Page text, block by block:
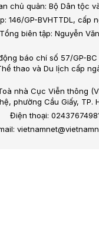
chủ quản: Bộ Dân tộc
146/GP-BVHTTDL, cấp
Tổng biên tập: Nguyễn
báo chí số 57/GP-
thao và Du lịch cấp
nhà Cục Viễn thông
phường Cầu Giấy, TP.
Điện thoại: